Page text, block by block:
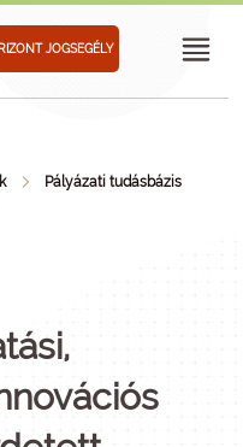
JOGSEGÉLY
Pályázati tudásbázis